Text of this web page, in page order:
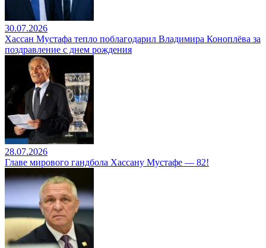
30.07.2026
Хассан Мустафа тепло поблагодарил Владимира Коноплёва за
поздравление с днем рождения
28.07.2026
Главе мирового гандбола Хассану Мустафе — 82!